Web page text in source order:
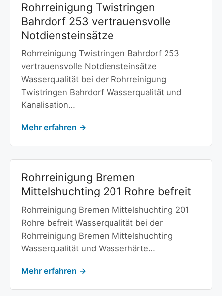
Rohrreinigung Twistringen
Bahrdorf 253 vertrauensvolle
Notdiensteinsätze
Rohrreinigung Twistringen Bahrdorf 253
vertrauensvolle Notdiensteinsätze
Wasserqualität bei der Rohrreinigung
Twistringen Bahrdorf Wasserqualität und
Kanalisation…
Mehr erfahren →
Rohrreinigung Bremen
Mittelshuchting 201 Rohre befreit
Rohrreinigung Bremen Mittelshuchting 201
Rohre befreit Wasserqualität bei der
Rohrreinigung Bremen Mittelshuchting
Wasserqualität und Wasserhärte…
Mehr erfahren →